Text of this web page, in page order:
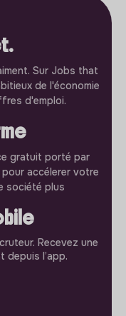
Sur Jobs that
de l'économie
d'emploi.
gratuit porté par
accélerer votre
société plus
Recevez une
l’app.